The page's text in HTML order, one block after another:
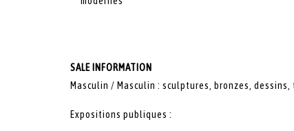
SALE INFORMATION
Masculin / Masculin : sculptures, bronzes,
Expositions publiques :